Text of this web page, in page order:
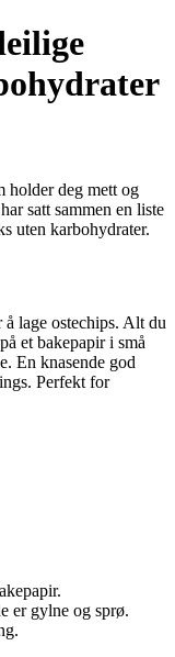
holder deg mett og
satt sammen en liste
uten karbohydrater.
lage ostechips. Alt du
et bakepapir i små
En knasende god
Perfekt for
er gylne og sprø.